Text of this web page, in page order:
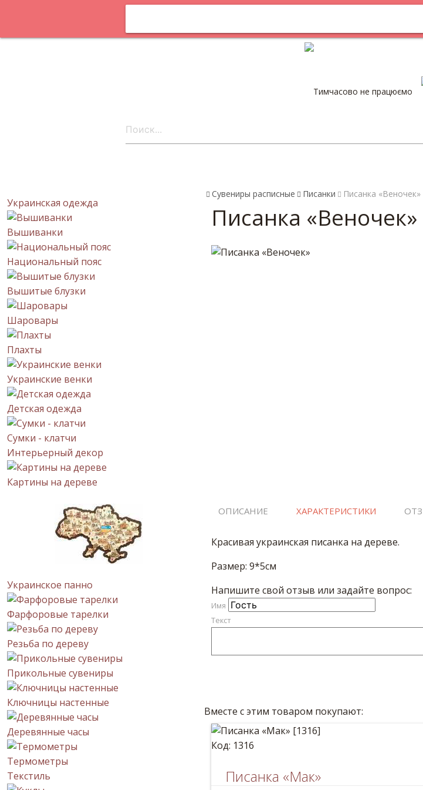
Тимчасово не працюємо
Украинская одежда
Вышиванки
Национальный пояс
Вышитые блузки
Шаровары
Плахты
Украинские венки
Детская одежда
Сумки - клатчи
Интерьерный декор
Картины на дереве
Украинское панно
Фарфоровые тарелки
Резьба по дереву
Прикольные сувениры
Ключницы настенные
Деревянные часы
Термометры
Текстиль
Сувениры расписные Писанки Писанка «Веночек»
Писанка «Веночек»
ОПИСАНИЕ ХАРАКТЕРИСТИКИ
Красивая украинская писанка на дереве.
Размер: 9*5см
Напишите свой отзыв или задайте вопрос:
Имя
Текст
Вместе с этим товаром покупают:
Код: 1316
Писанка «Мак»